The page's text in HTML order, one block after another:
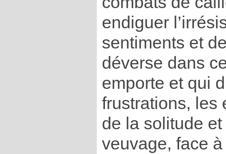
endiguer
sentiments et
déverse dans
emporte et qui
frustrations, les
de la solitude
veuvage, face